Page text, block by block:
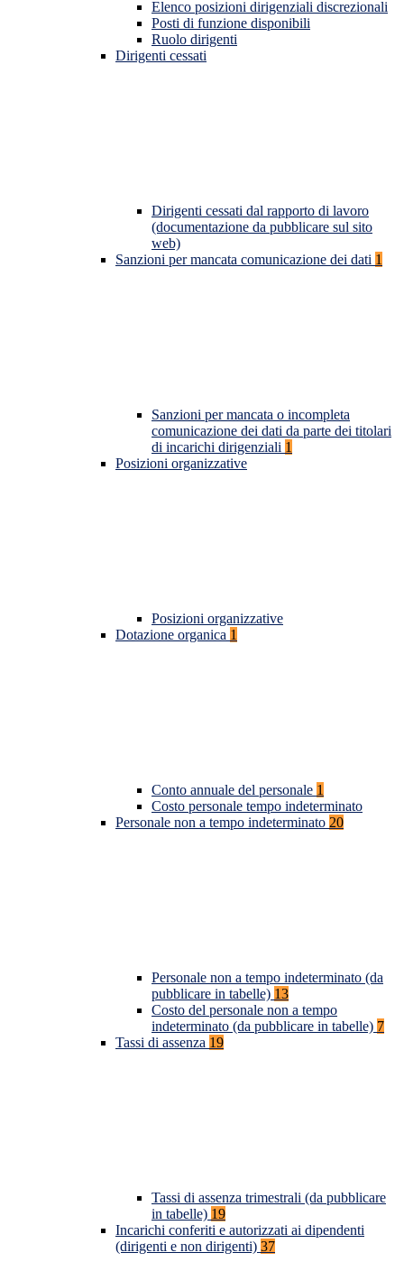
Elenco posizioni dirigenziali discrezionali
Posti di funzione disponibili
Ruolo dirigenti
Dirigenti cessati
Dirigenti cessati dal rapporto di lavoro
(documentazione da pubblicare sul sito
web)
Sanzioni per mancata comunicazione dei dati 1
Sanzioni per mancata o incompleta
comunicazione dei dati da parte dei titolari
di incarichi dirigenziali 1
Posizioni organizzative
Posizioni organizzative
Dotazione organica 1
Conto annuale del personale 1
Costo personale tempo indeterminato
Personale non a tempo indeterminato 20
Personale non a tempo indeterminato (da
pubblicare in tabelle) 13
Costo del personale non a tempo
indeterminato (da pubblicare in tabelle) 7
Tassi di assenza 19
Tassi di assenza trimestrali (da pubblicare
in tabelle) 19
Incarichi conferiti e autorizzati ai dipendenti
(dirigenti e non dirigenti) 37